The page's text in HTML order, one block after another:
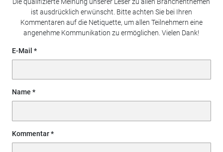
ist ausdrücklich erwünscht. Bitte achten Sie bei Ihren
Kommentaren auf die Netiquette, um allen Teilnehmern eine
angenehme Kommunikation zu ermöglichen. Vielen Dank!
E-Mail
Name
Kommentar